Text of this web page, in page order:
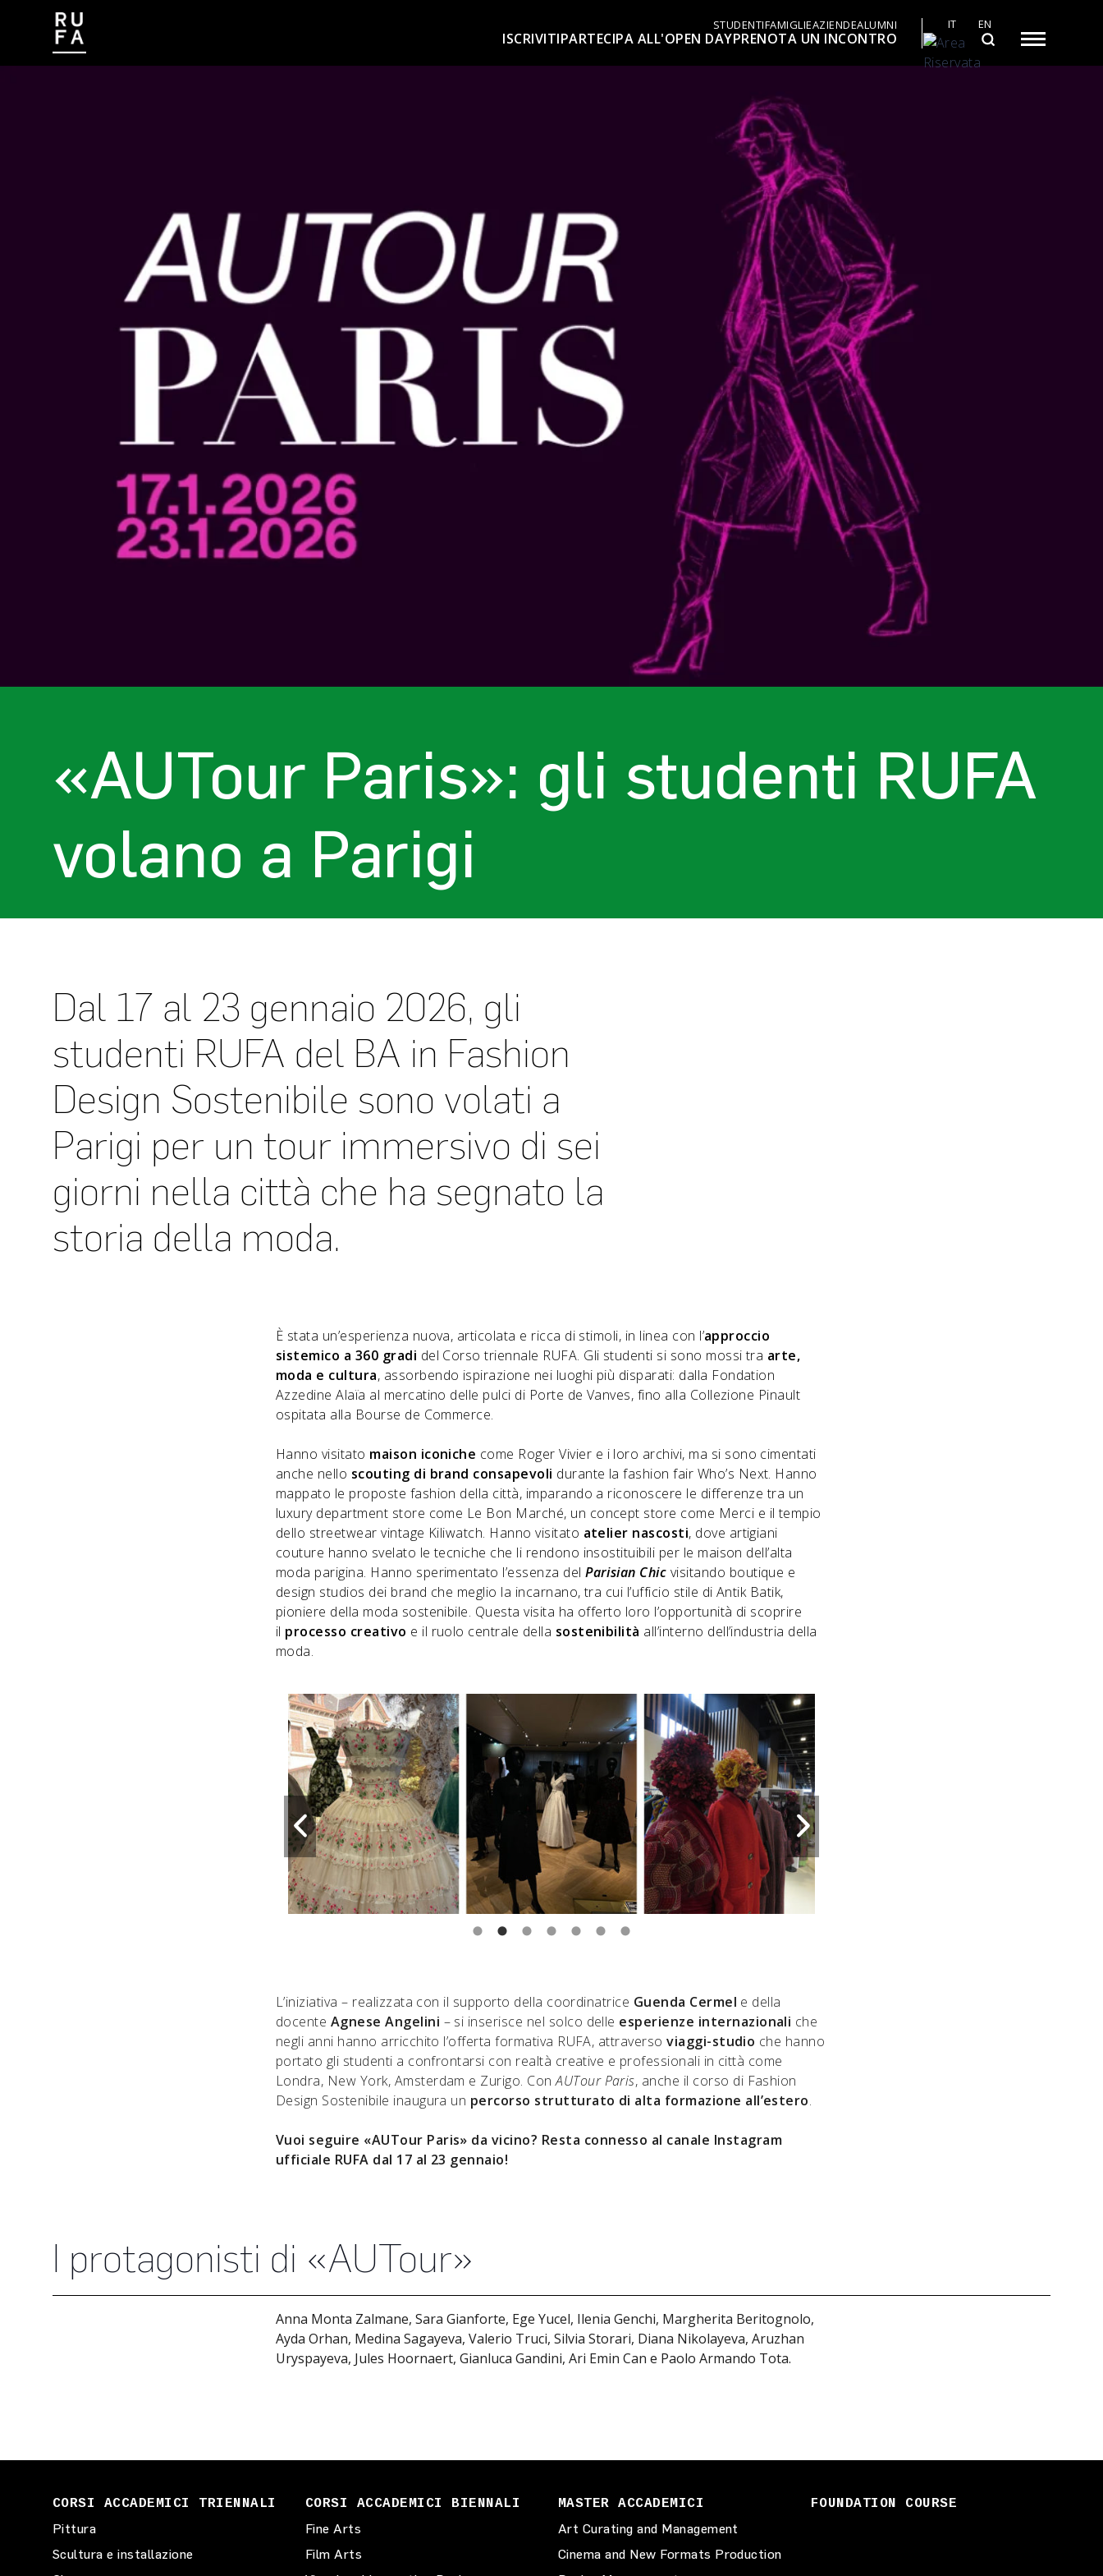
STUDENTIFAMIGLIEAZIENDEALUMNI
ISCRIVITIPARTECIPA ALL'OPEN DAYPRENOTA UN INCONTRO
IT
EN
CONTATTI
«AUTour Paris»: gli studenti RUFA
volano a Parigi
Dal 17 al 23 gennaio 2026, gli
studenti RUFA del BA in Fashion
Design Sostenibile sono volati a
Parigi per un tour immersivo di sei
giorni nella città che ha segnato la
storia della moda.
È stata un’esperienza nuova, articolata e ricca di stimoli, in linea con l’approccio
sistemico a 360 gradi del Corso triennale RUFA. Gli studenti si sono mossi tra arte,
moda e cultura, assorbendo ispirazione nei luoghi più disparati: dalla Fondation
Azzedine Alaïa al mercatino delle pulci di Porte de Vanves, fino alla Collezione Pinault
ospitata alla Bourse de Commerce.
Hanno visitato maison iconiche come Roger Vivier e i loro archivi, ma si sono cimentati
anche nello scouting di brand consapevoli durante la fashion fair Who’s Next. Hanno
mappato le proposte fashion della città, imparando a riconoscere le differenze tra un
luxury department store come Le Bon Marché, un concept store come Merci e il tempio
dello streetwear vintage Kiliwatch. Hanno visitato atelier nascosti, dove artigiani
couture hanno svelato le tecniche che li rendono insostituibili per le maison dell’alta
moda parigina. Hanno sperimentato l’essenza del Parisian Chic visitando boutique e
design studios dei brand che meglio la incarnano, tra cui l’ufficio stile di Antik Batik,
pioniere della moda sostenibile. Questa visita ha offerto loro l’opportunità di scoprire
il processo creativo e il ruolo centrale della sostenibilità all’interno dell’industria della
moda.
L’iniziativa – realizzata con il supporto della coordinatrice Guenda Cermel e della
docente Agnese Angelini – si inserisce nel solco delle esperienze internazionali che
negli anni hanno arricchito l’offerta formativa RUFA, attraversoviaggi-studio che hanno
portato gli studenti a confrontarsi con realtà creative e professionali in città come
Londra, New York, Amsterdam e Zurigo. ConAUTour Paris, anche il corso di Fashion
Design Sostenibile inaugura un percorso strutturato di alta formazione all’estero.
Vuoi seguire «AUTour Paris» da vicino? Resta connesso al canale Instagram
ufficiale RUFA dal 17 al 23 gennaio!
I protagonisti di «AUTour»
Anna Monta Zalmane, Sara Gianforte, Ege Yucel, Ilenia Genchi, Margherita Beritognolo,
Ayda Orhan, Medina Sagayeva, Valerio Truci, Silvia Storari, Diana Nikolayeva, Aruzhan
Uryspayeva, Jules Hoornaert, Gianluca Gandini, Ari Emin Can e Paolo Armando Tota.
CORSI ACCADEMICI TRIENNALI
Pittura
Scultura e installazione
CORSI ACCADEMICI BIENNALI
Fine Arts
Film Arts
MASTER ACCADEMICI
Art Curating and Management
Cinema and New Formats Production
FOUNDATION COURSE